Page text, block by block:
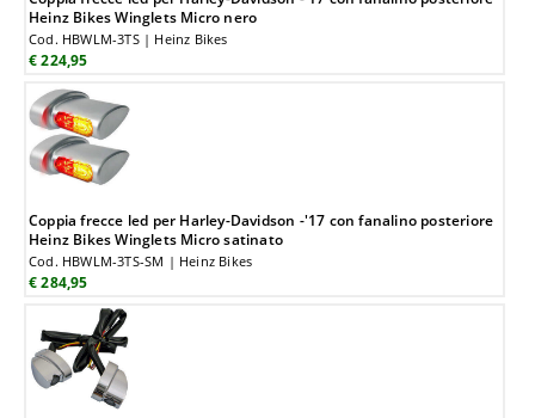
Heinz Bikes Winglets Micro nero
Cod. HBWLM-3TS | Heinz Bikes
€ 224,95
Coppia frecce led per Harley-Davidson -'17 con fanalino posteriore
Heinz Bikes Winglets Micro satinato
Cod. HBWLM-3TS-SM | Heinz Bikes
€ 284,95